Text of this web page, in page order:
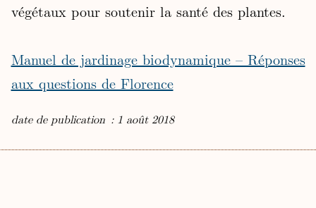
végétaux pour soutenir la santé des plantes.
Manuel de jardinage biodynamique – Réponses
aux questions de Florence
date de publication : 1 août 2018